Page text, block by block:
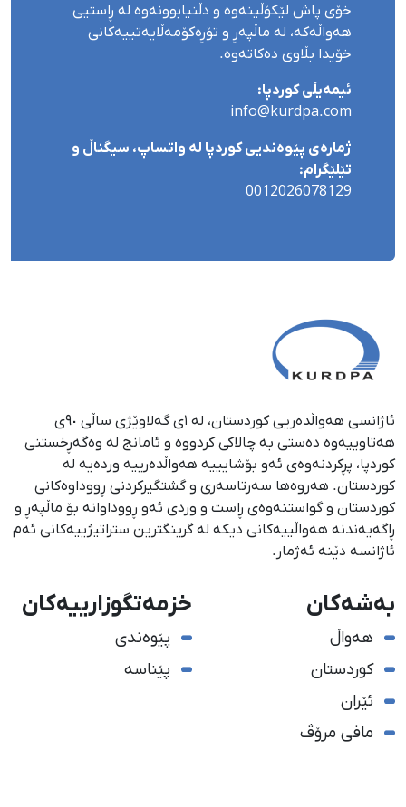
خۆی پاش لێکۆڵینەوە و دڵنیابوونەوە لە ڕاستیی
هەواڵەکە، لە ماڵپەڕ و تۆڕەکۆمەڵایەتییەکانی
خۆیدا بڵاوی دەکاتەوە.
ئیمەیڵی کوردپا:
info@kurdpa.com
ژمارەی پێوەندیی کوردپا لە واتساپ، سیگناڵ و
تێلێگرام:
0012026078129
ئاژانسی هەواڵدەریی کوردستان، لە ١ی گەلاوێژی ساڵی ٩٠ی
هەتاوییەوە دەستی بە چالاکی کردووە و ئامانج لە وەگەڕخستنی
كوردپا، پڕكردنەوەی ئەو بۆشایییە هەواڵدەرییە وردەیە لە
كوردستان. هەروەها سەرتاسەری و گشتگیركردنی ڕووداوەكانی
كوردستان و گواستنەوەی ڕاست و وردی ئەو ڕووداوانە بۆ ماڵپەڕ و
ڕاگەیەندنە هەواڵییەكانی دیكە لە گرینگترین ستراتیژییەكانی ئەم
ئاژانسە دێنە ئەژمار.
بەشەکان
هەواڵ
کوردستان
ئێران
مافی مرۆڤ
خزمەتگوزارییەکان
پێوەندی
پێناسە